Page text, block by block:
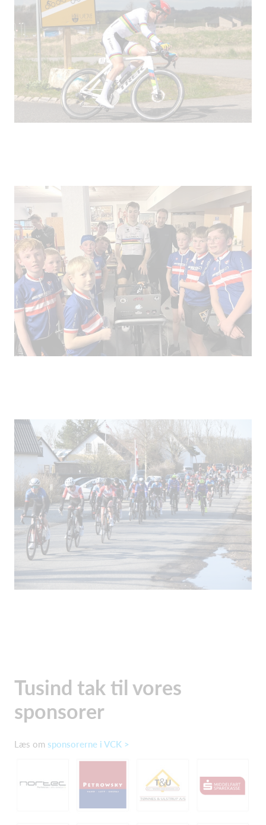
Tusind tak til vores
sponsorer
Læs om sponsorerne i VCK >